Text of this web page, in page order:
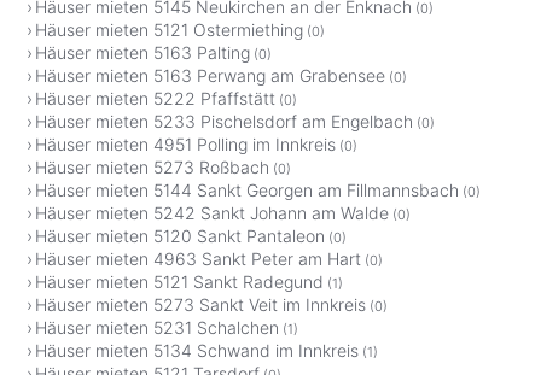
Häuser mieten 5145 Neukirchen an der Enknach (0)
Häuser mieten 5121 Ostermiething (0)
Häuser mieten 5163 Palting (0)
Häuser mieten 5163 Perwang am Grabensee (0)
Häuser mieten 5222 Pfaffstätt (0)
Häuser mieten 5233 Pischelsdorf am Engelbach (0)
Häuser mieten 4951 Polling im Innkreis (0)
Häuser mieten 5273 Roßbach (0)
Häuser mieten 5144 Sankt Georgen am Fillmannsbach (0)
Häuser mieten 5242 Sankt Johann am Walde (0)
Häuser mieten 5120 Sankt Pantaleon (0)
Häuser mieten 4963 Sankt Peter am Hart (0)
Häuser mieten 5121 Sankt Radegund (1)
Häuser mieten 5273 Sankt Veit im Innkreis (0)
Häuser mieten 5231 Schalchen (1)
Häuser mieten 5134 Schwand im Innkreis (1)